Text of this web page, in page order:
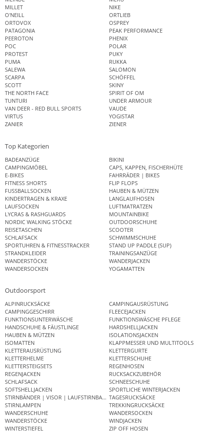
MILLET
NIKE
O'NEILL
ORTLIEB
ORTOVOX
OSPREY
PATAGONIA
PEAK PERFORMANCE
PEEROTON
PHENIX
POC
POLAR
PROTEST
PUKY
PUMA
RUKKA
SALEWA
SALOMON
SCARPA
SCHÖFFEL
SCOTT
SKINY
THE NORTH FACE
SPIRIT OF OM
TUNTURI
UNDER ARMOUR
VAN DEER - RED BULL SPORTS
VAUDE
VIRTUS
YOGISTAR
ZANIER
ZIENER
Top Kategorien
BADEANZÜGE
BIKINI
CAMPINGMÖBEL
CAPS, KAPPEN, FISCHERHÜTE
E-BIKES
FAHRRÄDER | BIKES
FITNESS SHORTS
FLIP FLOPS
FUSSBALLSOCKEN
HAUBEN & MÜTZEN
KINDERTRAGEN & KRAXE
LANGLAUFHOSEN
LAUFSOCKEN
LUFTMATRATZEN
LYCRAS & RASHGUARDS
MOUNTAINBIKE
NORDIC WALKING STÖCKE
OUTDOORSCHUHE
REISETASCHEN
SCOOTER
SCHLAFSACK
SCHWIMMSCHUHE
SPORTUHREN & FITNESSTRACKER
STAND UP PADDLE (SUP)
STRANDKLEIDER
TRAININGSANZÜGE
WANDERSTÖCKE
WANDERJACKEN
WANDERSOCKEN
YOGAMATTEN
Outdoorsport
ALPINRUCKSÄCKE
CAMPINGAUSRÜSTUNG
CAMPINGGESCHIRR
FLEECEJACKEN
FUNKTIONSUNTERWÄSCHE
FUNKTIONSWÄSCHE PFLEGE
HANDSCHUHE & FÄUSTLINGE
HARDSHELLJACKEN
HAUBEN & MÜTZEN
ISOLATIONSJACKEN
ISOMATTEN
KLAPPMESSER UND MULTITOOLS
KLETTERAUSRÜSTUNG
KLETTERGURTE
KLETTERHELME
KLETTERSCHUHE
KLETTERSTEIGSETS
REGENHOSEN
REGENJACKEN
RUCKSACKZUBEHÖR
SCHLAFSACK
SCHNEESCHUHE
SOFTSHELLJACKEN
SPORTLICHE WINTERJACKEN
STIRNBÄNDER | VISOR | LAUFSTIRNBANDTAGESRUCKSÄCKE
STIRNLAMPEN
TREKKINGRUCKSÄCKE
WANDERSCHUHE
WANDERSOCKEN
WANDERSTÖCKE
WINDJACKEN
WINTERSTIEFEL
ZIP OFF HOSEN